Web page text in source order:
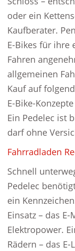
oder ein
Kaufberater.
E-Bikes für ihre
Fahren
allgemeinen
Kauf auf
E-Bike-
Ein Pedelec ist
darf ohne
Fahrradladen
Schnell
Pedelec
ein
Einsatz – das
Elektropower.
Rädern – das